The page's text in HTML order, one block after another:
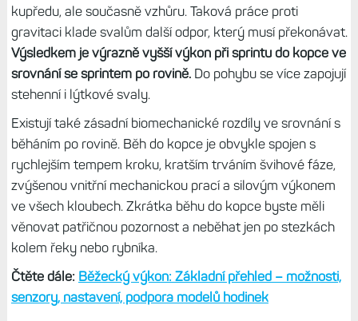
kupředu, ale současně vzhůru. Taková práce proti
gravitaci klade svalům další odpor, který musí překonávat.
Výsledkem je výrazně vyšší výkon při sprintu do kopce ve
srovnání se sprintem po rovině.Do pohybu se více zapojují
stehenní i lýtkové svaly.
Existují také zásadní biomechanické rozdíly ve srovnání s
běháním po rovině. Běh do kopce je obvykle spojen s
rychlejším tempem kroku, kratším trváním švihové fáze,
zvýšenou vnitřní mechanickou prací a silovým výkonem
ve všech kloubech. Zkrátka běhu do kopce byste měli
věnovat patřičnou pozornost a neběhat jen po stezkách
kolem řeky nebo rybníka.
Čtěte dále: Běžecký výkon: Základní přehled – možnosti,
senzory, nastavení, podpora modelů hodinek